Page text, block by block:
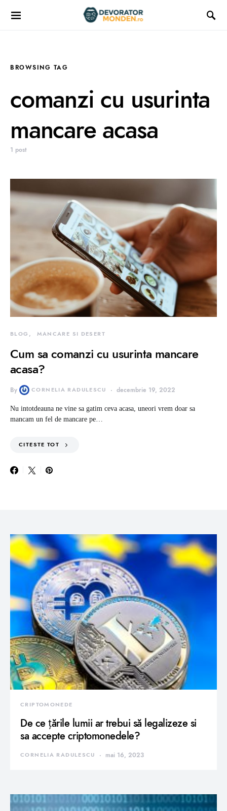
BROWSING TAG
comanzi cu usurinta
mancare acasa
1 post
BLOG MANCARE SI DESERT
Cum sa comanzi cu usurinta mancare
acasa?
By CORNELIA RADULESCU decembrie 19, 2022
Nu intotdeauna ne vine sa gatim ceva acasa, uneori vrem doar sa
mancam un fel de mancare pe…
CITESTE TOT
CRIPTOMONEDE
De ce țările lumii ar trebui să legalizeze si
sa accepte criptomonedele?
CORNELIA RADULESCU mai 16, 2023